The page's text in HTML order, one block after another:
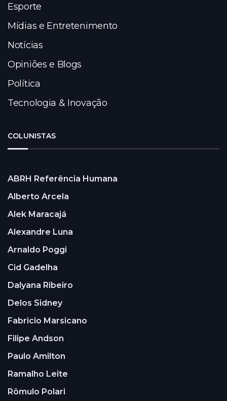
Esporte
Mídias e Entretenimento
Notícias
Opiniões e Blogs
Política
Tecnologia & Inovação
COLUNISTAS
ABRH Referência Humana
Alberto Arcela
Alek Maracajá
Alexandre Luna
Arnaldo Poggi
Cid Gadelha
Dalyana Ribeiro
Delos Sidney
Fabricio Marsicano
Filipe Andson
Paulo Amilton
Ramalho Leite
Rômulo Polari